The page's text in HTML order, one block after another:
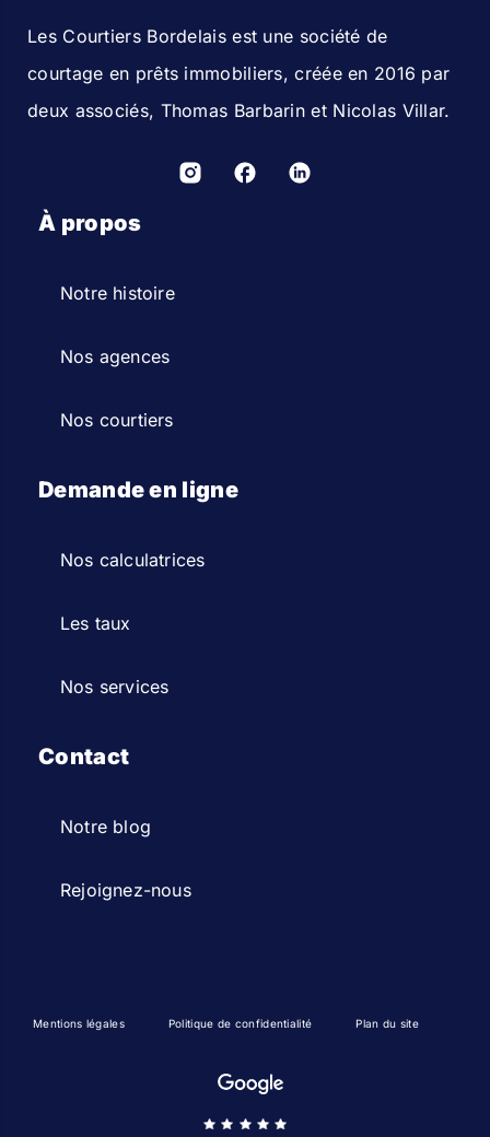
Les Courtiers Bordelais est une société de
courtage en prêts immobiliers, créée en 2016 par
deux associés, Thomas Barbarin et Nicolas Villar.
À propos
Notre histoire
Nos agences
Nos courtiers
Demande en ligne
Nos calculatrices
Les taux
Nos services
Contact
Notre blog
Rejoignez-nous
Mentions légales Politique de confidentialité Plan du site